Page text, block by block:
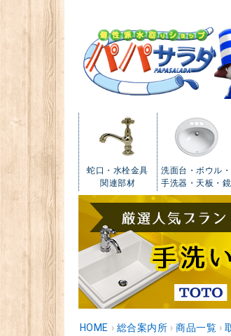
蛇口・水栓金具
関連部材
洗面台・ボウル・
手洗器・天板・鏡
HOME › 総合案内所 › 商品一覧 ›